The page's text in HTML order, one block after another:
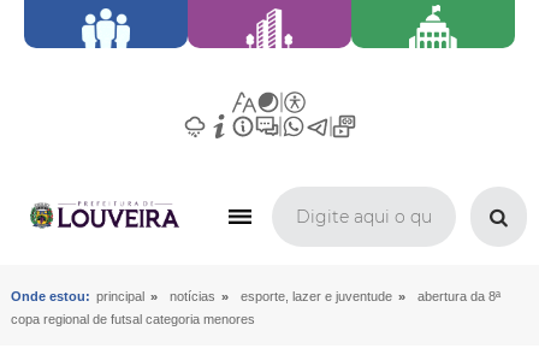
Onde estou: principal » notícias » esporte, lazer e juventude »
abertura da 8ª
copa regional de futsal categoria menores